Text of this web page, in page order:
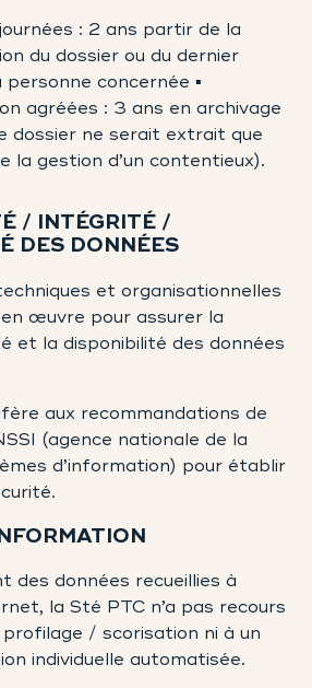
: 2 ans partir de la
du dossier ou du dernier
concernée ▪
agréées : 3 ans en archivage
dossier ne serait extrait que
la gestion d’un contentieux).
/ INTÉGRITÉ /
DES DONNÉES
et organisationnelles
œuvre pour assurer la
et la disponibilité des données
aux recommandations de
(agence nationale de la
d’information) pour établir
des données recueillies à
la Sté PTC n’a pas recours
/ scorisation ni à un
individuelle automatisée.